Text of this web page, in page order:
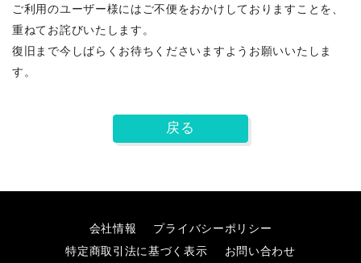
ご利用のユーザー様にはご不便をおかけしておりますことを、
重ねてお詫びいたします。
復旧まで今しばらくお待ちくださいますようお願いいたしま
す。
戻る
会社情報
プライバシーポリシー
特定商取引法に基づく表示
お問い合わせ